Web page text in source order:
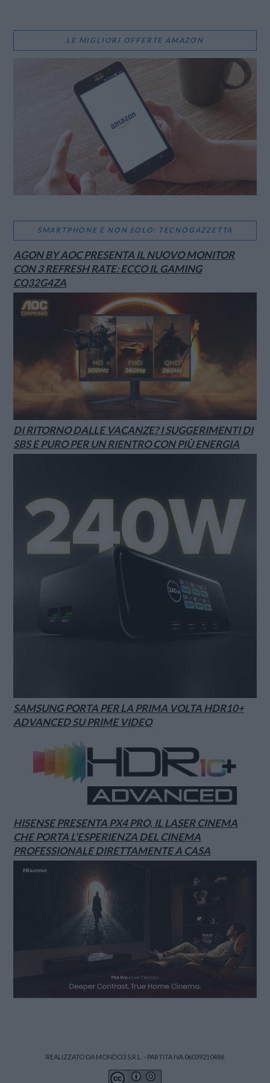
LE MIGLIORI OFFERTE AMAZON
SMARTPHONE E NON SOLO: TECNOGAZZETTA
AGON BY AOC PRESENTA IL NUOVO MONITOR
CON 3 REFRESH RATE: ECCO IL GAMING
CQ32G4ZA
DI RITORNO DALLE VACANZE? I SUGGERIMENTI DI
SBS E PURO PER UN RIENTRO CON PIÙ ENERGIA
SAMSUNG PORTA PER LA PRIMA VOLTA HDR10+
ADVANCED SU PRIME VIDEO
HISENSE PRESENTA PX4 PRO, IL LASER CINEMA
CHE PORTA L’ESPERIENZA DEL CINEMA
PROFESSIONALE DIRETTAMENTE A CASA
REALIZZATO DA MONDO3 S.R.L. - PARTITA IVA 06039210486